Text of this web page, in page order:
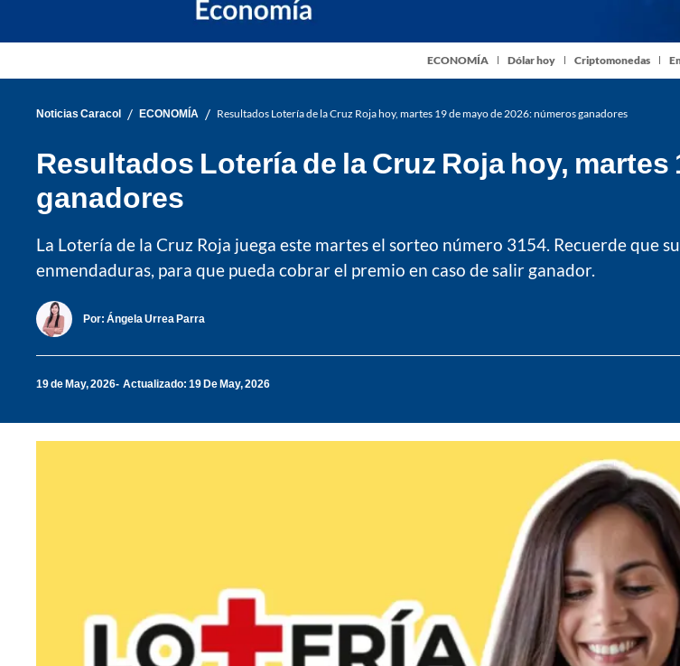
ECONOMÍA Dólar hoy Criptomonedas
Noticias Caracol / ECONOMÍA / Resultados Lotería de la Cruz Roja hoy, martes 19 de mayo de 2026: números ganadores
Resultados Lotería de la Cruz Roja hoy, martes
ganadores
La Lotería de la Cruz Roja juega este martes el sorteo número 3154. Recuerde que
enmendaduras, para que pueda cobrar el premio en caso de salir ganador.
Por: Ángela Urrea Parra
19 de May, 2026 Actualizado: 19 De May, 2026